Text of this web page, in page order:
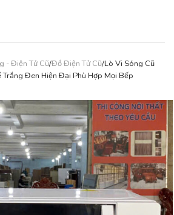
- Điện Tử Cũ/Đồ Điện Tử Cũ/Lò Vi Sóng Cũ
Trắng Đen Hiện Đại Phù Hợp Mọi Bếp